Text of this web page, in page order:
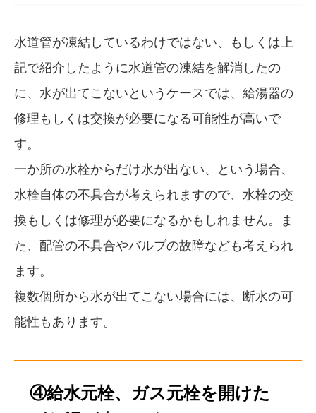
水道管が凍結しているわけではない、もしくは上
記で紹介したように水道管の凍結を解消したの
に、水が出てこないというケースでは、給湯器の
修理もしくは交換が必要になる可能性が高いで
す。
一か所の水栓からだけ水が出ない、という場合、
水栓自体の不具合が考えられますので、水栓の交
換もしくは修理が必要になるかもしれません。ま
た、配管の不具合やバルブの故障なども考えられ
ます。
複数個所から水が出てこない場合には、断水の可
能性もあります。
④給水元栓、ガス元栓を開けた